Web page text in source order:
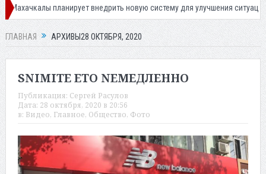
внедрить новую систему для улучшения ситуации с парковками
ГЛАВНАЯ АРХИВЫ28 ОКТЯБРЯ, 2020
SNIMITE ETO NEМЕДЛЕННО
Публикация: Сергей Расулов
Дата: 28 октября, 2020 в 20:56
в: Видео, Главное, Общество, Фото